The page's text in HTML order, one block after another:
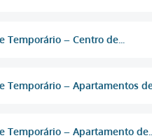
– Centro de...
– Apartamentos
– Apartamento de...